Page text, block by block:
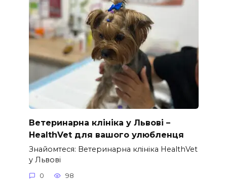
Ветеринарна клініка у Львові –
HealthVet для вашого улюбленця
Знайомтеся: Ветеринарна клініка HealthVet
у Львові
0 98